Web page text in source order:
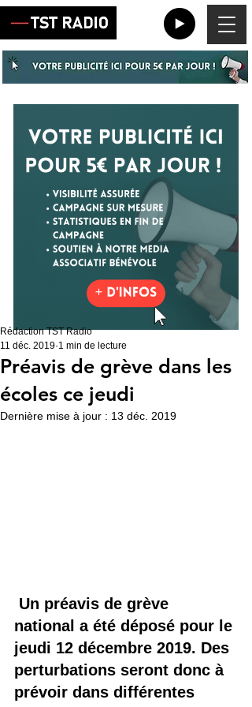
Préavis de grève dans les
écoles ce jeudi
Rédaction TST Radio
11 déc. 2019 1 min de lecture
Dernière mise à jour : 13 déc. 2019
national a été déposé pour le
jeudi 12 décembre 2019. Des
perturbations seront donc à
prévoir dans différentes